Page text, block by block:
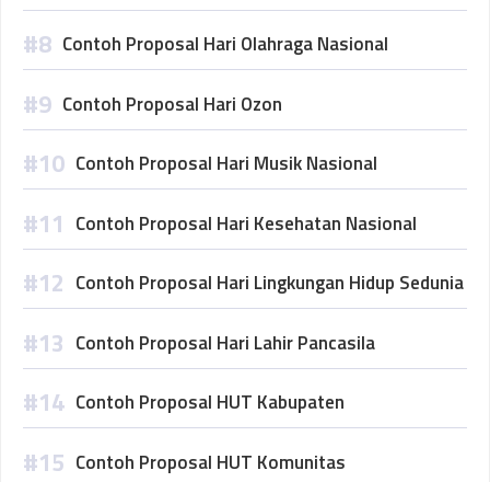
Contoh Proposal Hari Olahraga Nasional
Contoh Proposal Hari Ozon
Contoh Proposal Hari Musik Nasional
Contoh Proposal Hari Kesehatan Nasional
Contoh Proposal Hari Lingkungan Hidup Sedunia
Contoh Proposal Hari Lahir Pancasila
Contoh Proposal HUT Kabupaten
Contoh Proposal HUT Komunitas